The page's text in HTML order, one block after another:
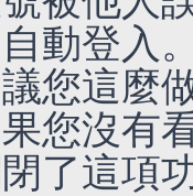
動登入
您這麼
您沒有
了這項